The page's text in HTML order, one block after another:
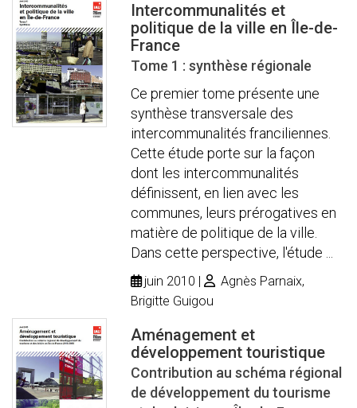
Intercommunalités et
politique de la ville en Île-de-
France
Tome 1 : synthèse régionale
Ce premier tome présente une
synthèse transversale des
intercommunalités franciliennes.
Cette étude porte sur la façon
dont les intercommunalités
définissent, en lien avec les
communes, leurs prérogatives en
matière de politique de la ville.
Dans cette perspective, l'étude ...
juin 2010
Agnès Parnaix,
Brigitte Guigou
Aménagement et
développement touristique
Contribution au schéma régional
de développement du tourisme